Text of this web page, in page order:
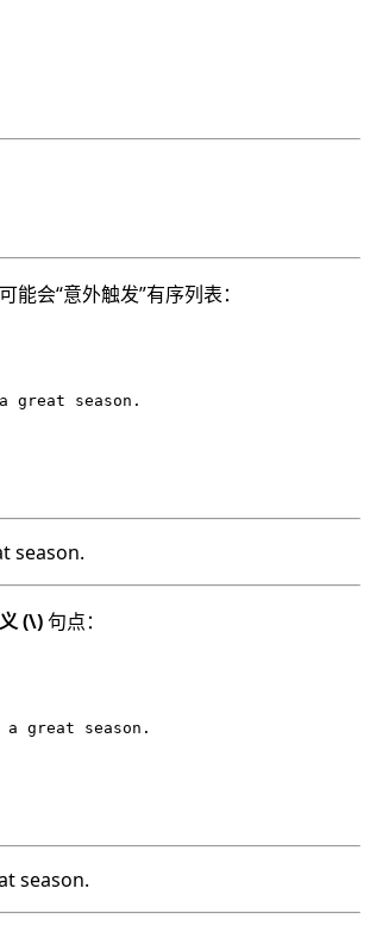
能会“意外触发”有序列表：
great season.
season.
(\)句点：
a great season.
season.